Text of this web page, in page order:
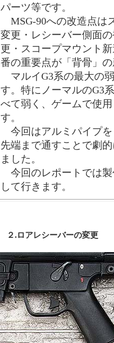
パーツ等です。
MSG-90への改造点は
変更・レシーバー側面
更・スコープマウント
番の重要点が「背骨」
マルイG3系の最大の
す。特にノーマルのG3
べて弱く、ゲームで使
す。
今回はアルミパイプ
先端まで通すことで劇
ました。
今回のレポートでは
して行きます。
２.ロアレシーバーの変更